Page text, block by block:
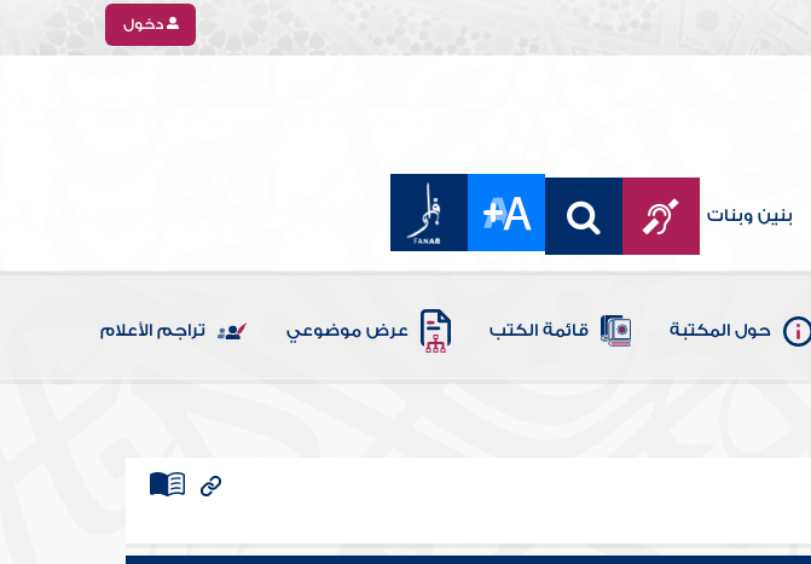
دخول
بنين وبنات
حول المكتبة قائمة الكتب عرض موضوعي تراجم الأعلام